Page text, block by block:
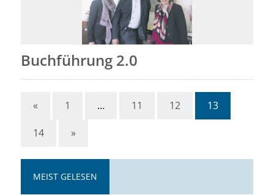
Buchführung 2.0
« 1 … 11 12 13
14 »
MEIST GELESEN